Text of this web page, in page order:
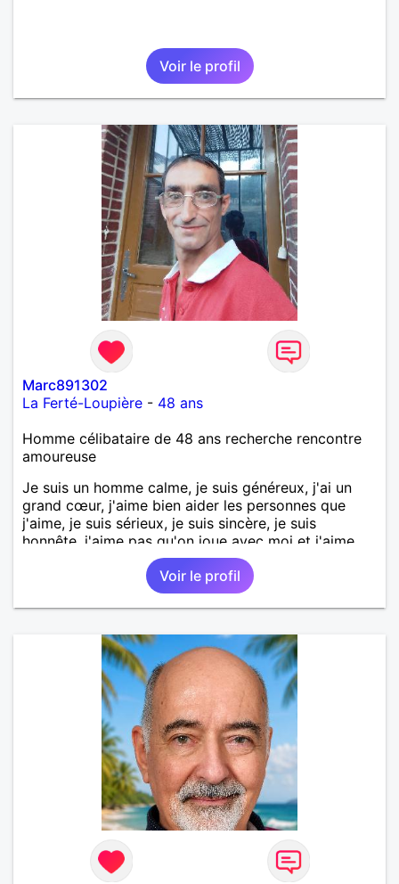
Voir le profil
Marc891302
La Ferté-Loupière - 48 ans
Homme célibataire de 48 ans recherche rencontre
amoureuse
Je suis un homme calme, je suis généreux, j'ai un
grand cœur, j'aime bien aider les personnes que
j'aime, je suis sérieux, je suis sincère, je suis
honnête, j'aime pas qu'on joue avec moi et j'aime
pas les mensonges. Je cherche une relation
amoureuse et sérieuse.Voir le profil